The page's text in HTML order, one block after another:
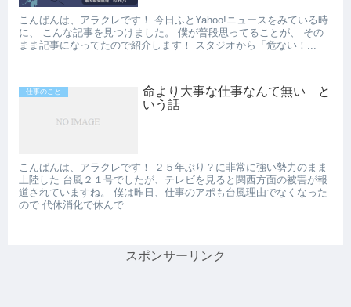
こんばんは、アラクレです！ 今日ふとYahoo!ニュースをみている時
に、 こんな記事を見つけました。 僕が普段思ってることが、 その
まま記事になってたので紹介します！ スタジオから「危ない！...
仕事のこと
命より大事な仕事なんて無い と
いう話
こんばんは、アラクレです！ ２５年ぶり？に非常に強い勢力のまま
上陸した 台風２１号でしたが、テレビを見ると関西方面の被害が報
道されていますね。 僕は昨日、仕事のアポも台風理由でなくなった
ので 代休消化で休んで...
スポンサーリンク